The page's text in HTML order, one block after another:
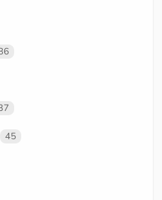
45